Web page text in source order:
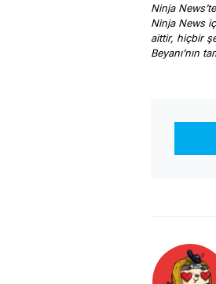
Ninja
Ninja News
aittir, hiçbir
Beyanı’nın